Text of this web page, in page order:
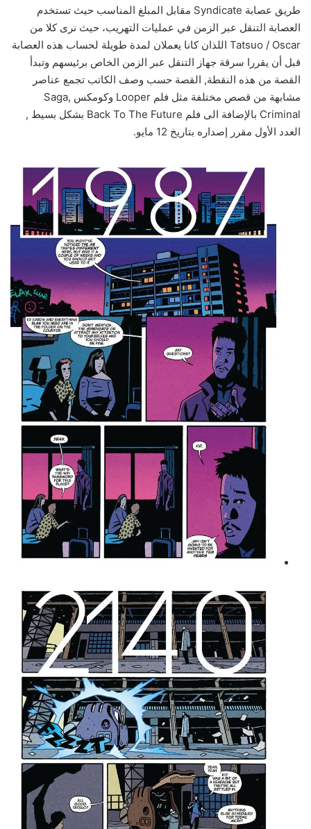
طريق عصابة Syndicate مقابل المبلغ المناسب حيث تستخدم
العصابة التنقل عبر الزمن في عمليات التهريب، حيث نرى كلا من
Tatsuo / Oscar اللذان كانا يعملان لمدة طويلة لحساب هذه العصابة
قبل أن يقررا سرقة جهاز التنقل عبر الزمن الخاص برئيسهم وتبدأ
القصة من هذه النقطة, القصة حسب وصف الكاتب تجمع عناصر
مشابهة من قصص مختلفة مثل فلم Looper وكومكس Saga,
Criminal بالإضافة الى فلم Back To The Future بشكل بسيط ,
العدد الأول مقرر إصداره بتاريخ 12 مايو.